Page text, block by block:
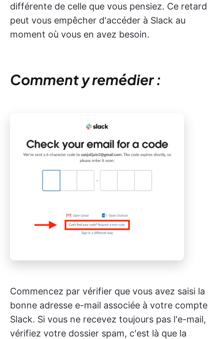
différente de celle que vous pensiez. Ce retard
peut vous empêcher d'accéder à Slack au
moment où vous en avez besoin.
Comment y remédier :
Commencez par vérifier que vous avez saisi la
bonne adresse e-mail associée à votre compte
Slack. Si vous ne recevez toujours pas l'e-mail,
vérifiez votre dossier spam, c'est là que la